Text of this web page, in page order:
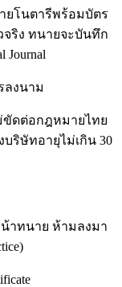
ยโนตารีพร้อมบัตร
ริง ทนายจะบันทึก
ลงนาม
ขัดต่อกฎหมายไทย
ริษัทอายุไม่เกิน 30
าทนาย ห้ามลงมา